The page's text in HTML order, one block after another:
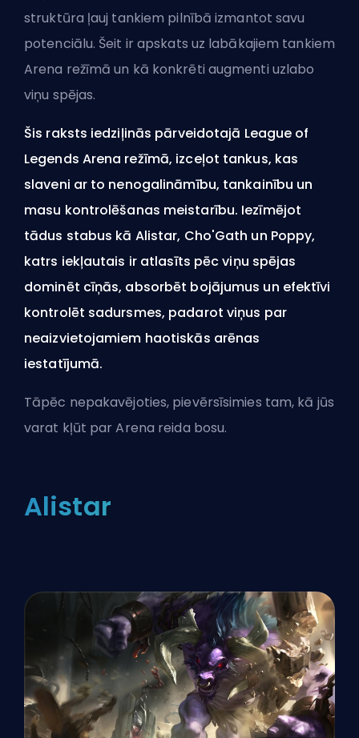
struktūra ļauj tankiem pilnībā izmantot savu
potenciālu. Šeit ir apskats uz labākajiem tankiem
Arena režīmā un kā konkrēti augmenti uzlabo
viņu spējas.
Šis raksts iedziļinās pārveidotajā League of
Legends Arena režīmā, izceļot tankus, kas
slaveni ar to nenogalināmību, tankainību un
masu kontrolēšanas meistarību. Iezīmējot
tādus stabus kā Alistar, Cho'Gath un Poppy,
katrs iekļautais ir atlasīts pēc viņu spējas
dominēt cīņās, absorbēt bojājumus un efektīvi
kontrolēt sadursmes, padarot viņus par
neaizvietojamiem haotiskās arēnas
iestatījumā.
Tāpēc nepakavējoties, pievērsīsimies tam, kā jūs
varat kļūt par Arena reida bosu.
Alistar